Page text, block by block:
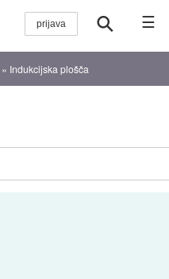
☰
» Indukcijska plošča